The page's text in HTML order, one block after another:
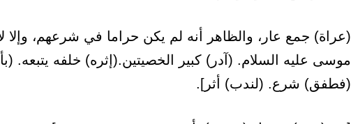
(عراة) جمع عار، والظاهر أنه لم يكن حراما في شرعهم، وإلا
موسى عليه السلام. (آدر) كبير الخصيتين.(إثره) خلفه يتبعه.
(فطفق) شرع. (لندب) أثر].